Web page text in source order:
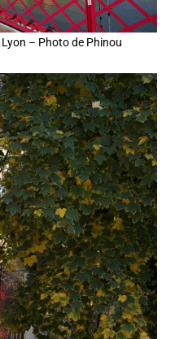
– Photo de Phinou